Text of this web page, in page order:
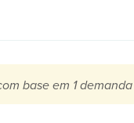
base em 1